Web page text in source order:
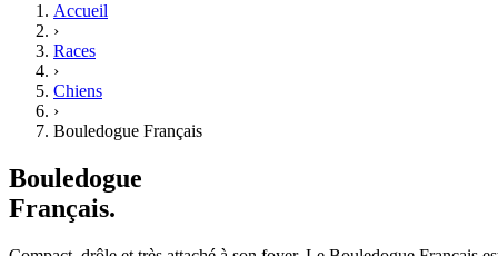
Accueil
›
Races
›
Chiens
›
Bouledogue Français
Bouledogue
Français.